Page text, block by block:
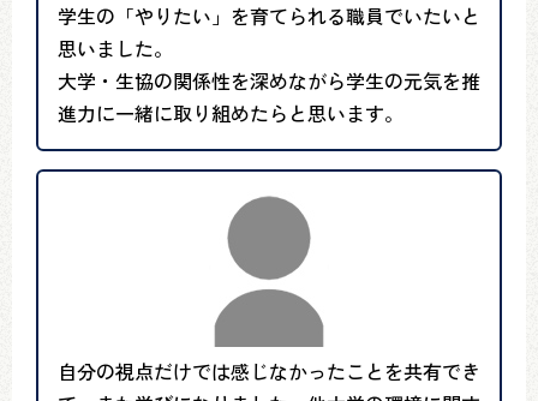
学生の「やりたい」を育てられる職員でいたいと
思いました。
大学・生協の関係性を深めながら学生の元気を推
進力に一緒に取り組めたらと思います。
自分の視点だけでは感じなかったことを共有でき